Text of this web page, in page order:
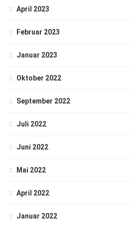
April 2023
Februar 2023
Januar 2023
Oktober 2022
September 2022
Juli 2022
Juni 2022
Mai 2022
April 2022
Januar 2022